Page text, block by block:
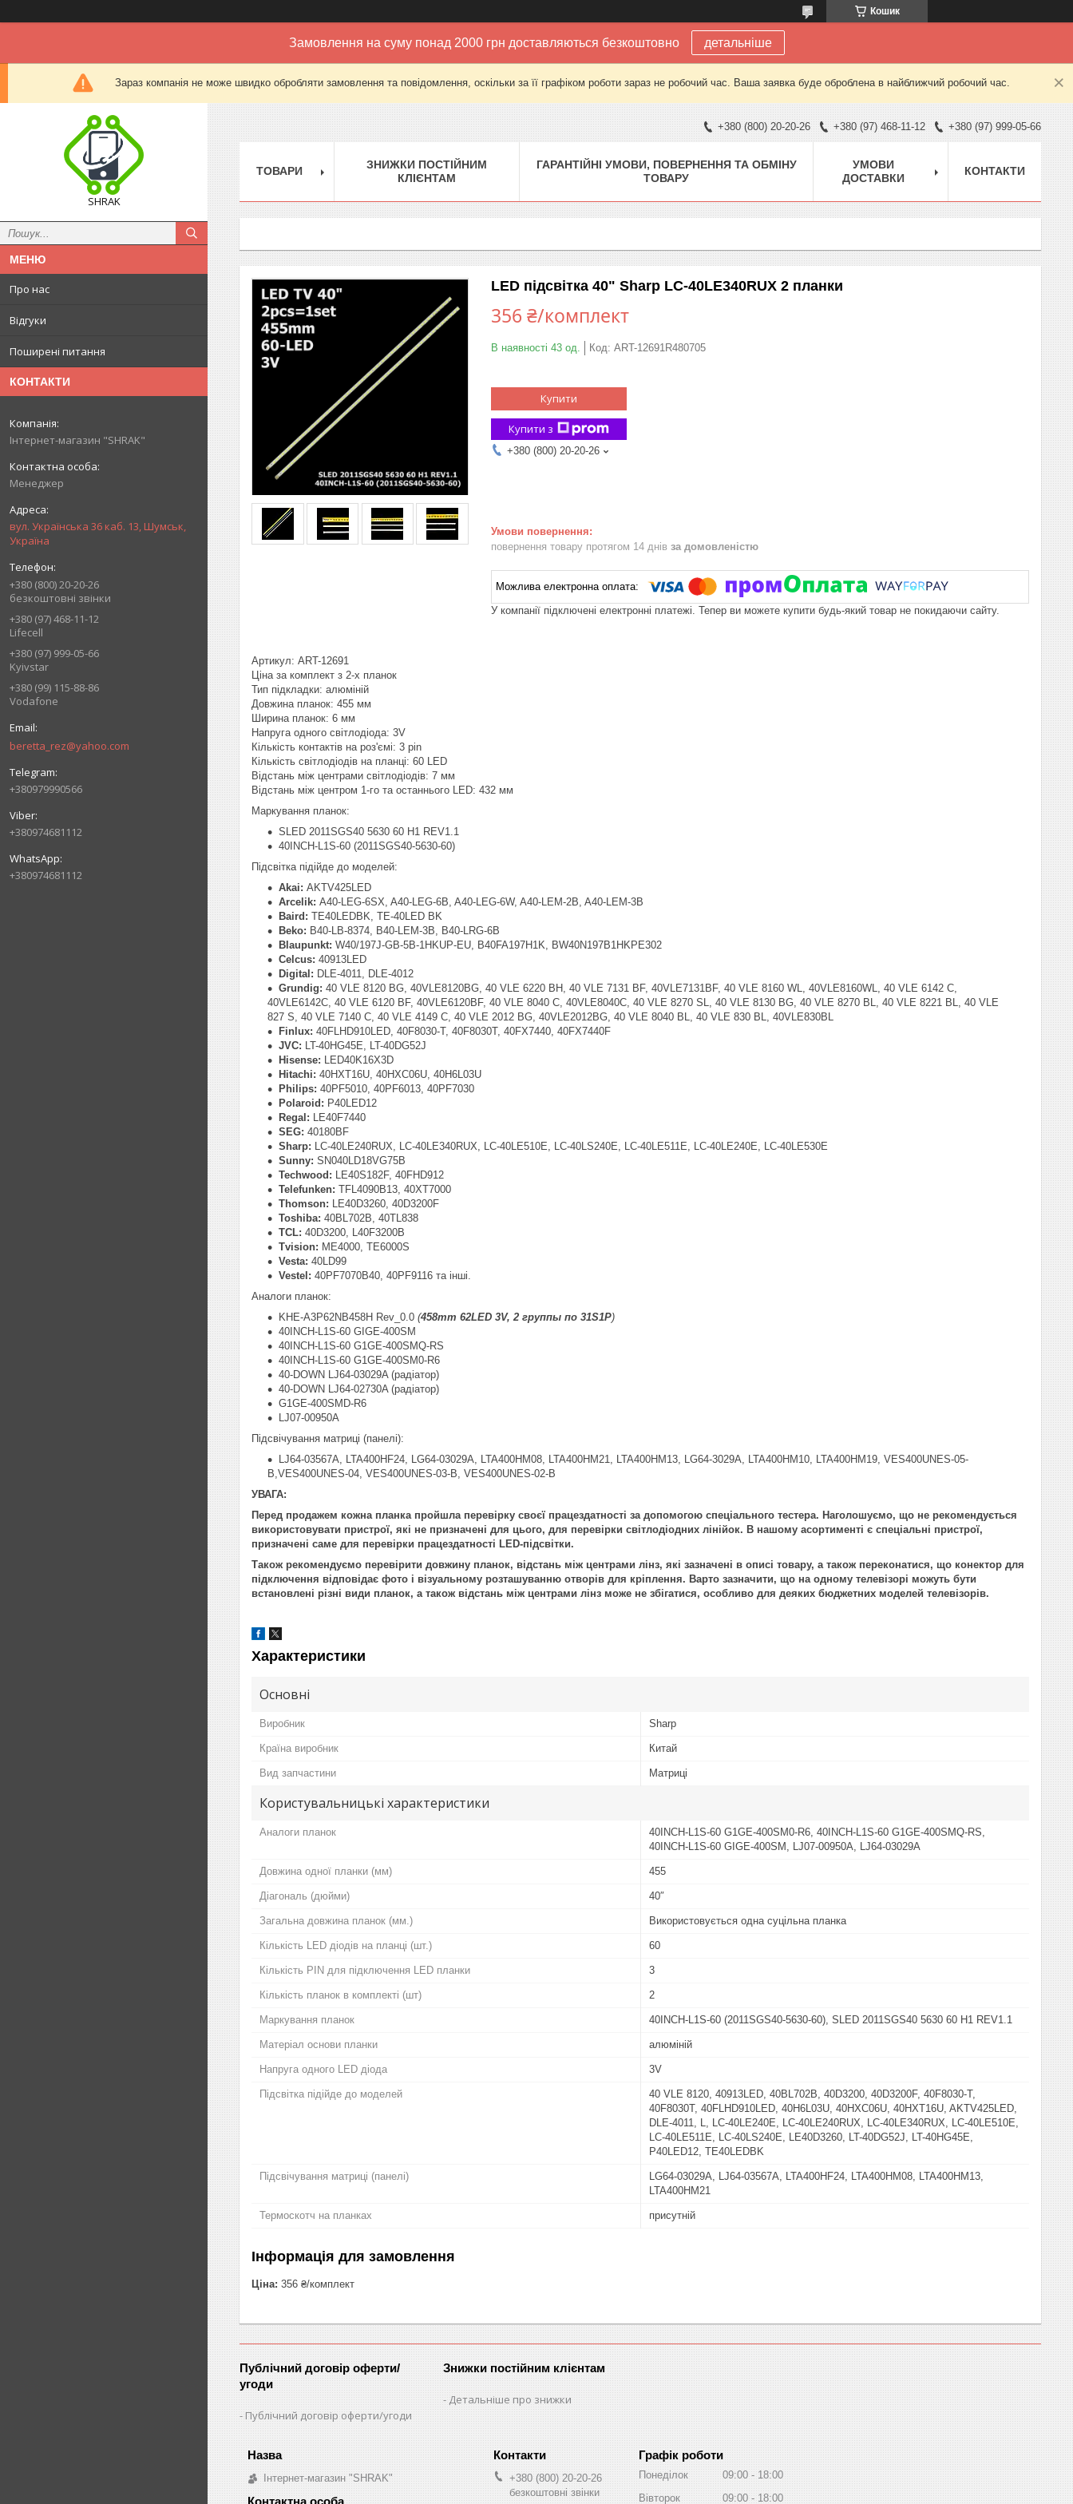
Кошик
Замовлення на суму понад 2000 грн доставляються безкоштовно детальніше
Зараз компанія не може швидко обробляти замовлення та повідомлення, оскільки за її графіком роботи зараз не робочий час. Ваша заявка буде оброблена в найближчий робочий час.
SHRAK
Про нас
Відгуки
Поширені питання
КОНТАКТИ
Інтернет-магазин "SHRAK"
Менеджер
вул. Українська 36 каб. 13, Шумськ,
Україна
+380 (800) 20-20-26
безкоштовні звінки
+380 (97) 468-11-12
Lifecell
+380 (97) 999-05-66
Kyivstar
+380 (99) 115-88-86
Vodafone
beretta_rez@yahoo.com
+380979990566
+380974681112
+380974681112
+380 (800) 20-20-26 +380 (97) 468-11-12 +380 (97) 999-05-66
ТОВАРИ
ЗНИЖКИ ПОСТІЙНИМ
КЛІЄНТАМ
ГАРАНТІЙНІ УМОВИ, ПОВЕРНЕННЯ ТА ОБМІНУ
ТОВАРУ
УМОВИ
ДОСТАВКИ
КОНТАКТИ
LED підсвітка 40" Sharp LC-40LE340RUX 2 планки
356 ₴/комплект
В наявності 43 од. Код: ART-12691R480705
Купити
Купити з
+380 (800) 20-20-26
повернення товару протягом 14 днів за домовленістю
У компанії підключені електронні платежі. Тепер ви можете купити будь-який товар не покидаючи сайту.
Артикул: ART-12691
Ціна за комплект з 2-х планок
Тип підкладки: алюміній
Довжина планок: 455 мм
Ширина планок: 6 мм
Напруга одного світлодіода: 3V
Кількість контактів на роз'ємі: 3 pin
Кількість світлодіодів на планці: 60 LED
Відстань між центрами світлодіодів: 7 мм
Відстань між центром 1-го та останнього LED: 432 мм
Маркування планок:
SLED 2011SGS40 5630 60 H1 REV1.1
40INCH-L1S-60 (2011SGS40-5630-60)
Підсвітка підійде до моделей:
Akai: AKTV425LED
Arcelik: A40-LEG-6SX, A40-LEG-6B, A40-LEG-6W, A40-LEM-2B, A40-LEM-3B
Baird: TE40LEDBK, TE-40LED BK
Beko: B40-LB-8374, B40-LEM-3B, B40-LRG-6B
Blaupunkt: W40/197J-GB-5B-1HKUP-EU, B40FA197H1K, BW40N197B1HKPE302
Celcus: 40913LED
Digital: DLE-4011, DLE-4012
Grundig: 40 VLE 8120 BG, 40VLE8120BG, 40 VLE 6220 BH, 40 VLE 7131 BF, 40VLE7131BF, 40 VLE 8160 WL, 40VLE8160WL, 40 VLE 6142 C,
40VLE6142C, 40 VLE 6120 BF, 40VLE6120BF, 40 VLE 8040 C, 40VLE8040C, 40 VLE 8270 SL, 40 VLE 8130 BG, 40 VLE 8270 BL, 40 VLE 8221 BL, 40 VLE
827 S, 40 VLE 7140 C, 40 VLE 4149 C, 40 VLE 2012 BG, 40VLE2012BG, 40 VLE 8040 BL, 40 VLE 830 BL, 40VLE830BL
Finlux: 40FLHD910LED, 40F8030-T, 40F8030T, 40FX7440, 40FX7440F
JVC: LT-40HG45E, LT-40DG52J
Hisense:
LED40K16X3D
Hitachi: 40HXT16U, 40HXC06U, 40H6L03U
Philips: 40PF5010, 40PF6013, 40PF7030
Polaroid: P40LED12
Regal: LE40F7440
SEG: 40180BF
Sharp: LC-40LE240RUX, LC-40LE340RUX, LC-40LE510E, LC-40LS240E, LC-40LE511E, LC-40LE240E, LC-40LE530E
Sunny: SN040LD18VG75B
Techwood: LE40S182F, 40FHD912
Telefunken: TFL4090B13, 40XT7000
Thomson: LE40D3260, 40D3200F
Toshiba: 40BL702B, 40TL838
TCL: 40D3200, L40F3200B
Tvision: ME4000, TE6000S
Vesta: 40LD99
Vestel: 40PF7070B40, 40PF9116 та інші.
Аналоги планок:
KHE-A3P62NB458H Rev_0.0 (458mm 62LED 3V, 2 группы по 31S1P)
40INCH-L1S-60 GIGE-400SM
40INCH-L1S-60 G1GE-400SMQ-RS
40INCH-L1S-60 G1GE-400SM0-R6
40-DOWN LJ64-03029A (радіатор)
40-DOWN LJ64-02730A (радіатор)
G1GE-400SMD-R6
LJ07-00950A
Підсвічування матриці (панелі):
LJ64-03567A, LTA400HF24, LG64-03029A, LTA400HM08, LTA400HM21, LTA400HM13, LG64-3029A, LTA400HM10, LTA400HM19, VES400UNES-05-
B,VES400UNES-04, VES400UNES-03-B, VES400UNES-02-B
УВАГА:
Перед продажем кожна планка пройшла перевірку своєї працездатності за допомогою спеціального тестера. Наголошуємо, що не рекомендується
використовувати пристрої, які не призначені для цього, для перевірки світлодіодних лінійок. В нашому асортименті є спеціальні пристрої,
призначені саме для перевірки працездатності LED-підсвітки.
Також рекомендуємо перевірити довжину планок, відстань між центрами лінз, які зазначені в описі товару, а також переконатися, що конектор для
підключення відповідає фото і візуальному розташуванню отворів для кріплення. Варто зазначити, що на одному телевізорі можуть бути
встановлені різні види планок, а також відстань між центрами лінз може не збігатися, особливо для деяких бюджетних моделей телевізорів.
Характеристики
Основні
Виробник Sharp
Країна виробник Китай
Вид запчастини Матриці
Користувальницькі характеристики
Аналоги планок
40INCH-L1S-60 G1GE-400SM0-R6, 40INCH-L1S-60 G1GE-400SMQ-RS,
40INCH-L1S-60 GIGE-400SM, LJ07-00950A, LJ64-03029A
Довжина одної планки (мм) 455
Діагональ (дюйми) 40″
Загальна довжина планок (мм.) Використовується одна суцільна планка
Кількість LED діодів на планці (шт.) 60
Кількість PIN для підключення LED планки 3
Кількість планок в комплекті (шт) 2
Маркування планок 40INCH-L1S-60 (2011SGS40-5630-60), SLED 2011SGS40 5630 60 H1 REV1.1
Матеріал основи планки алюміній
Напруга одного LED діода 3V
Підсвітка підійде до моделей
40 VLE 8120, 40913LED, 40BL702B, 40D3200, 40D3200F, 40F8030-T,
40F8030T, 40FLHD910LED, 40H6L03U, 40HXC06U, 40HXT16U, AKTV425LED,
DLE-4011, L, LC-40LE240E, LC-40LE240RUX, LC-40LE340RUX, LC-40LE510E,
LC-40LE511E, LC-40LS240E, LE40D3260, LT-40DG52J, LT-40HG45E,
P40LED12, TE40LEDBK
Підсвічування матриці (панелі)
LG64-03029A, LJ64-03567A, LTA400HF24, LTA400HM08, LTA400HM13,
LTA400HM21
Термоскотч на планках присутній
Інформація для замовлення
Ціна: 356 ₴/комплект
Публічний договір оферти/
угоди
Публічний договір оферти/угоди
Знижки постійним клієнтам
Детальніше про знижки
Інтернет-магазин "SHRAK"
+380 (800) 20-20-26
безкоштовні звінки
Графік роботи
Понеділок 09:00
18:00
Вівторок
09:00 18:00